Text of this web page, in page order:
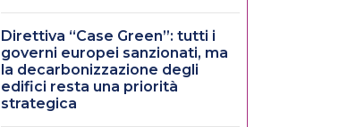
Direttiva “Case Green”: tutti i
governi europei sanzionati, ma
la decarbonizzazione degli
edifici resta una priorità
strategica